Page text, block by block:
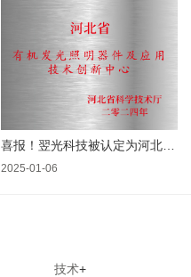
2025-01-06
技术+